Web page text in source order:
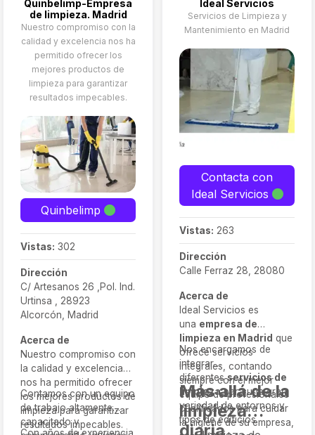
Quinbelimp-Empresa
de limpieza. Madrid
Nuestro compromiso con la
calidad y excelencia nos ha
permitido ofrecer los
mejores productos de
limpieza para garantizar
resultados impecables.
Quinbelimp
Vistas: 302
Dirección
C/ Artesanos 26 ,Pol. Ind.
Urtinsa , 28923
Alcorcón, Madrid
Acerca de
Nuestro compromiso con
la calidad y excelencia
nos ha permitido ofrecer
los mejores productos de
limpieza para garantizar
resultados impecables.
Contamos con un equipo
de trabajo altamente
capacitado y
Ideal Servicios
Servicios de Limpieza y
Mantenimiento en Madrid
Contacta con
Ideal Servicios
Vistas: 263
Dirección
Calle Ferraz 28, 28080
Acerca de
Ideal Servicios es
una empresa de
limpieza en Madrid que
ofrece servicios
integrales, contando
siempre con el mejor
equipo de profesionales
cualificados para cuidar
la higiene de su empresa,
Nos encargamos de
integrar
diferentesservicios de
limpiezapara una gran
variedad de entornos y
tipos de edificios.
Más allá de la
limpieza
diaria